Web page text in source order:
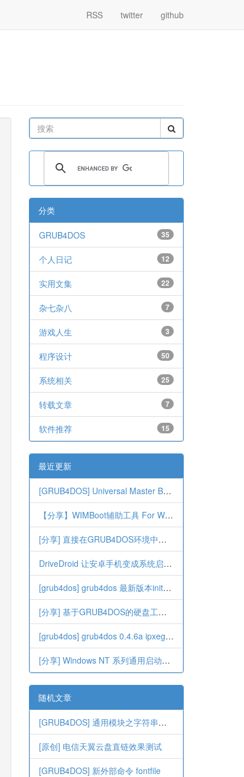
RSS twitter github
分类
35
GRUB4DOS
12
个人日记
22
实用文集
7
杂七杂八
3
游戏人生
50
程序设计
25
系统相关
7
转载文章
15
软件推荐
最近更新
[GRUB4DOS] Universal Master Boot Record
【分享】WIMBoot辅助工具 For Windows 7/8
[分享] 直接在GRUB4DOS环境中修改系统时间
DriveDroid 让安卓手机变成系统启动盘
[grub4dos] grub4dos 最新版本initrdfs功能介绍
[分享] 基于GRUB4DOS的硬盘工具箱[2012-06-27DP更新]
[grub4dos] grub4dos 0.4.6a ipxegrldr 功能介绍
[分享] Windows NT 系列通用启动盘[204-08-31]
随机文章
[GRUB4DOS] 通用模块之字符串替换
[原创] 电信天翼云盘直链效果测试
[GRUB4DOS] 新外部命令 fontfile